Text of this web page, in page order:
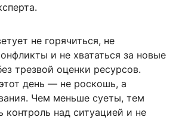
не горячиться, не
и не хвататься за новые
трезвой оценки ресурсов.
день — не роскошь, а
Чем меньше суеты, тем
контроль над ситуацией и не